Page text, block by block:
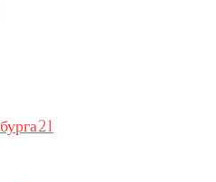
21